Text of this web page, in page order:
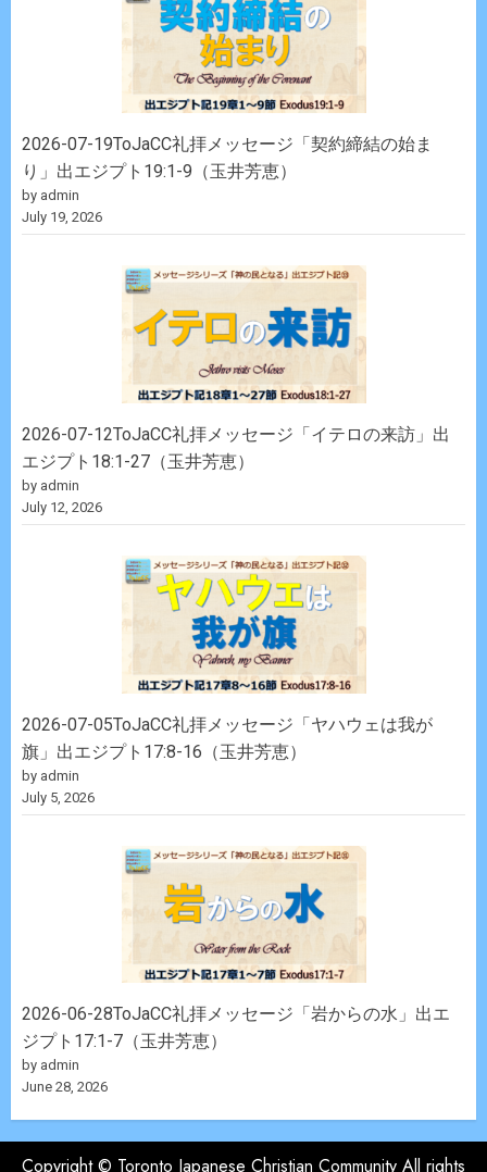
2026-07-19ToJaCC礼拝メッセージ「契約締結の始ま
り」出エジプト19:1-9（玉井芳恵）
by admin
July 19, 2026
2026-07-12ToJaCC礼拝メッセージ「イテロの来訪」出
エジプト18:1-27（玉井芳恵）
by admin
July 12, 2026
2026-07-05ToJaCC礼拝メッセージ「ヤハウェは我が
旗」出エジプト17:8-16（玉井芳恵）
by admin
July 5, 2026
2026-06-28ToJaCC礼拝メッセージ「岩からの水」出エ
ジプト17:1-7（玉井芳恵）
by admin
June 28, 2026
Copyright © Toronto Japanese Christian Community All rights